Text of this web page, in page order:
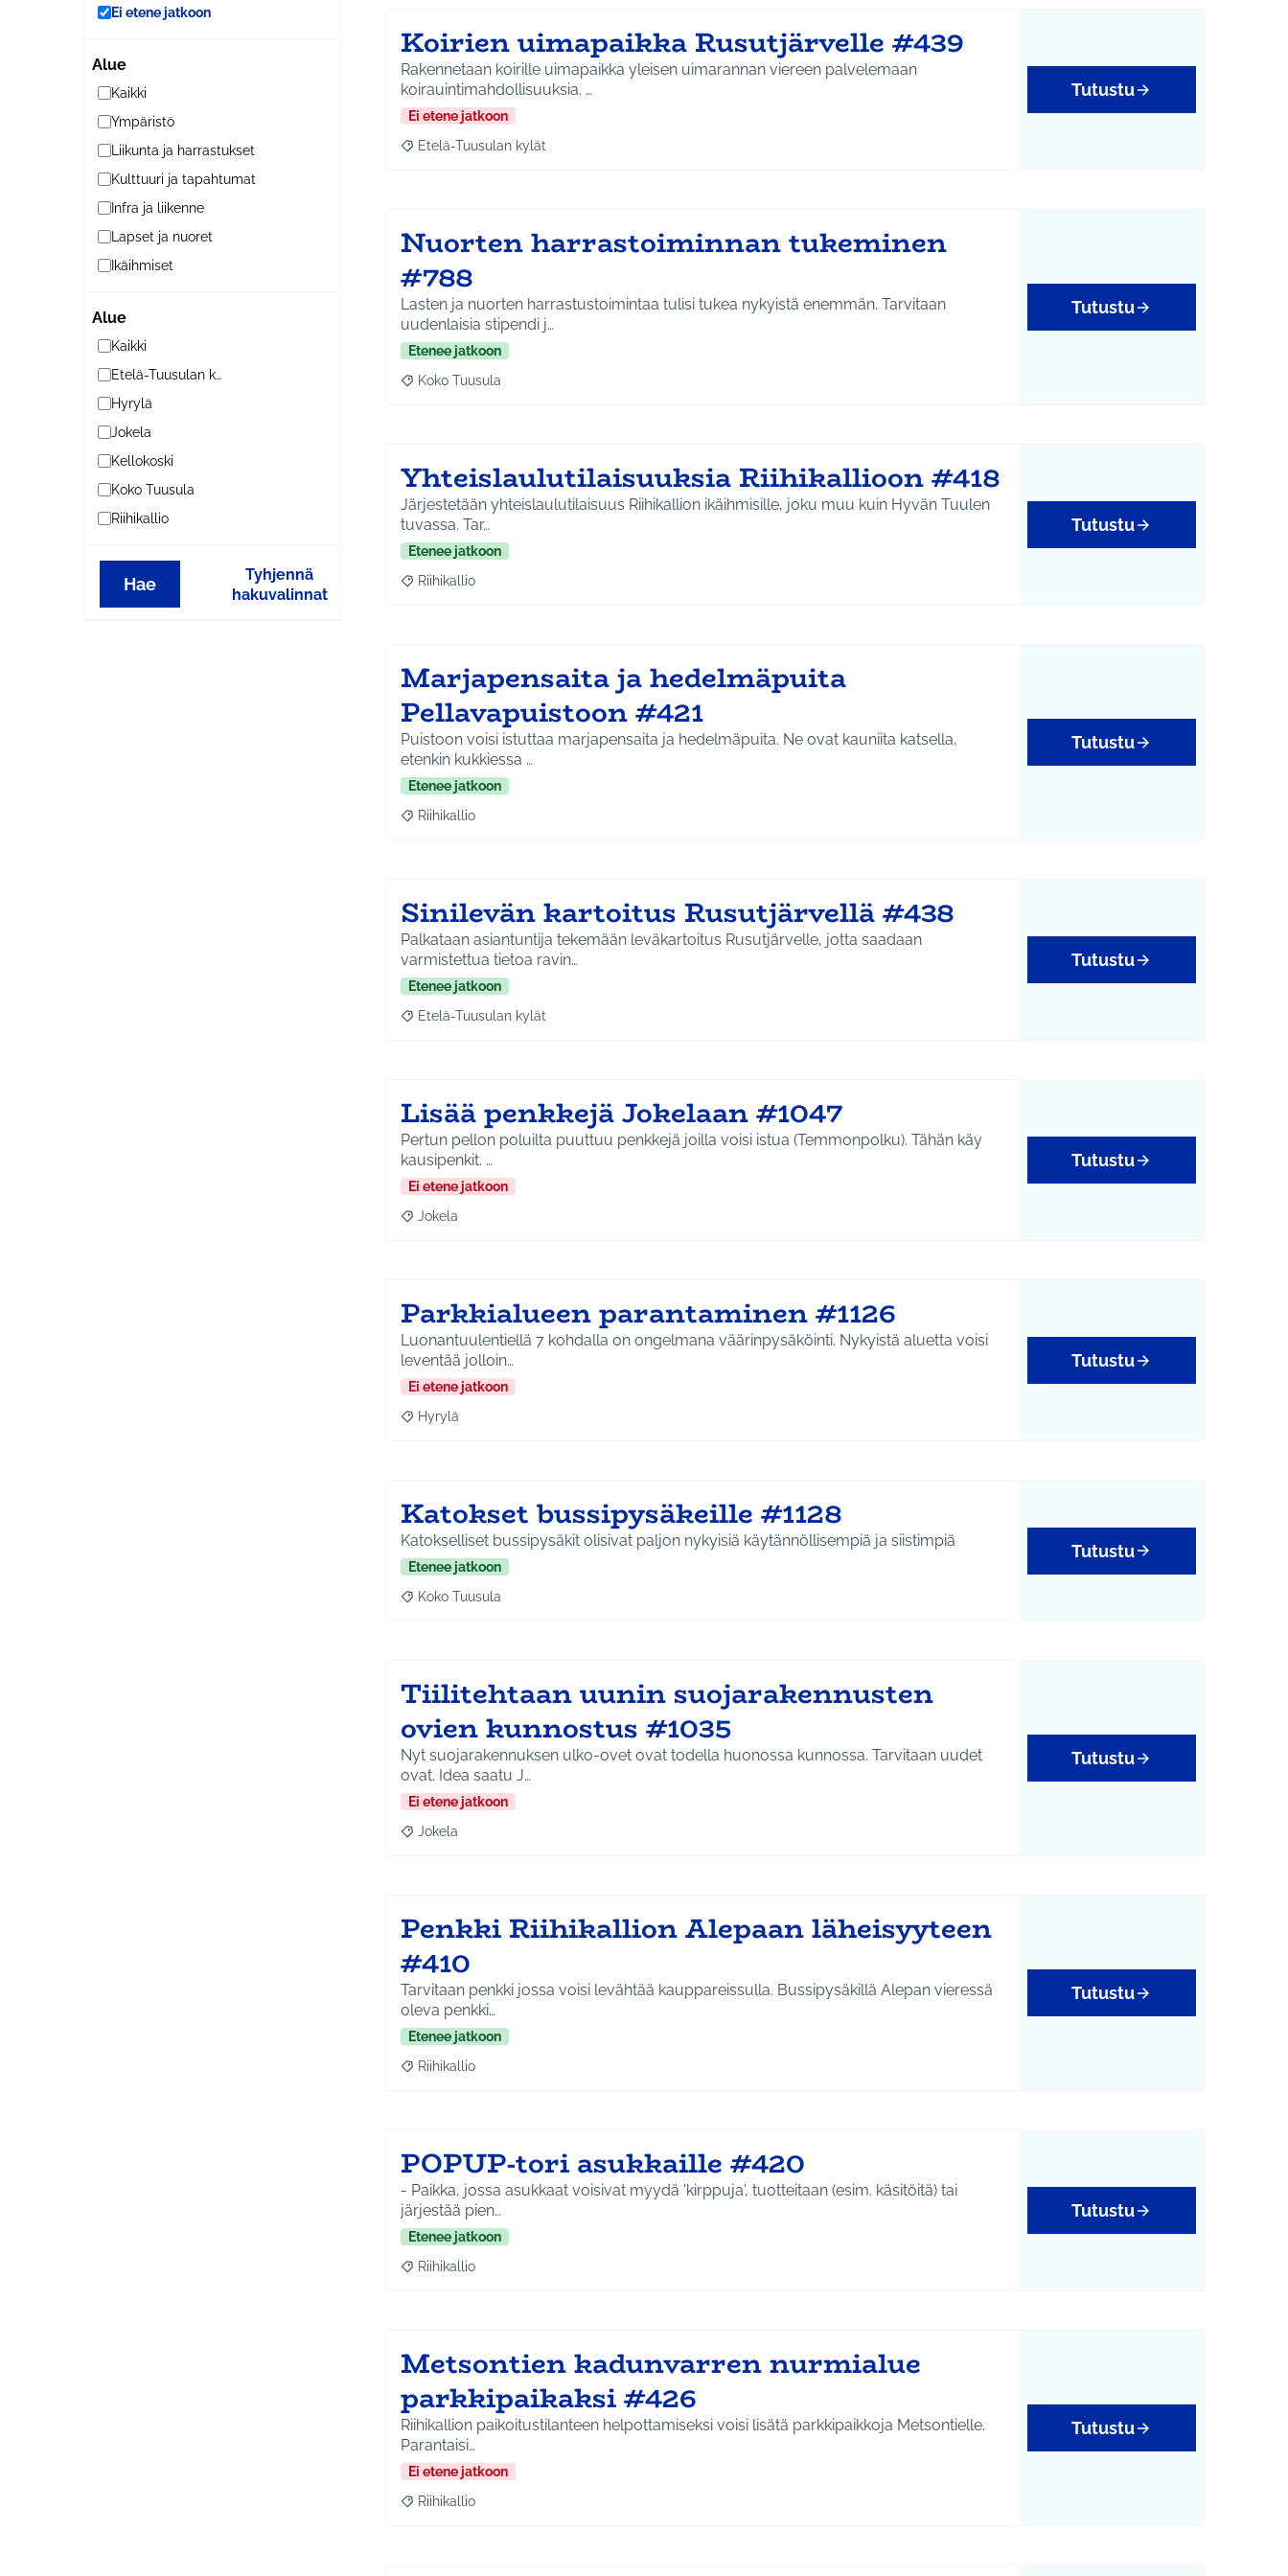
Ei etene jatkoon
Alue
Kaikki
Ympäristö
Liikunta ja harrastukset
Kulttuuri ja tapahtumat
Infra ja liikenne
Lapset ja nuoret
Ikäihmiset
Alue
Kaikki
Etelä-Tuusulan kylät
Hyrylä
Jokela
Kellokoski
Koko Tuusula
Riihikallio
Hae
Tyhjennä
hakuvalinnat
Koirien uimapaikka Rusutjärvelle #439
Rakennetaan koirille uimapaikka yleisen uimarannan viereen palvelemaan
koirauintimahdollisuuksia. …
Ei etene jatkoon
Rajaa tulokset aihepiirin mukaan: Etelä-Tuusulan kylät
Etelä-Tuusulan kylät
Tutustu
Nuorten harrastoiminnan tukeminen
#788
Lasten ja nuorten harrastustoimintaa tulisi tukea nykyistä enemmän. Tarvitaan
uudenlaisia stipendi j…
Etenee jatkoon
Rajaa tulokset aihepiirin mukaan: Koko Tuusula
Koko Tuusula
Tutustu
Yhteislaulutilaisuuksia Riihikallioon #418
Järjestetään yhteislaulutilaisuus Riihikallion ikäihmisille, joku muu kuin Hyvän Tuulen
tuvassa. Tar…
Etenee jatkoon
Rajaa tulokset aihepiirin mukaan: Riihikallio
Riihikallio
Tutustu
Marjapensaita ja hedelmäpuita
Pellavapuistoon #421
Puistoon voisi istuttaa marjapensaita ja hedelmäpuita. Ne ovat kauniita katsella,
etenkin kukkiessa …
Etenee jatkoon
Rajaa tulokset aihepiirin mukaan: Riihikallio
Riihikallio
Tutustu
Sinilevän kartoitus Rusutjärvellä #438
Palkataan asiantuntija tekemään leväkartoitus Rusutjärvelle, jotta saadaan
varmistettua tietoa ravin…
Etenee jatkoon
Rajaa tulokset aihepiirin mukaan: Etelä-Tuusulan kylät
Etelä-Tuusulan kylät
Tutustu
Lisää penkkejä Jokelaan #1047
Pertun pellon poluilta puuttuu penkkejä joilla voisi istua (Temmonpolku). Tähän käy
kausipenkit. …
Ei etene jatkoon
Rajaa tulokset aihepiirin mukaan: Jokela
Jokela
Tutustu
Parkkialueen parantaminen #1126
Luonantuulentiellä 7 kohdalla on ongelmana väärinpysäköinti. Nykyistä aluetta voisi
leventää jolloin…
Ei etene jatkoon
Rajaa tulokset aihepiirin mukaan: Hyrylä
Hyrylä
Tutustu
Katokset bussipysäkeille #1128
Katokselliset bussipysäkit olisivat paljon nykyisiä käytännöllisempiä ja siistimpiä
Etenee jatkoon
Rajaa tulokset aihepiirin mukaan: Koko Tuusula
Koko Tuusula
Tutustu
Tiilitehtaan uunin suojarakennusten
ovien kunnostus #1035
Nyt suojarakennuksen ulko-ovet ovat todella huonossa kunnossa. Tarvitaan uudet
ovat. Idea saatu J…
Ei etene jatkoon
Rajaa tulokset aihepiirin mukaan: Jokela
Jokela
Tutustu
Penkki Riihikallion Alepaan läheisyyteen
#410
Tarvitaan penkki jossa voisi levähtää kauppareissulla. Bussipysäkillä Alepan vieressä
oleva penkki…
Etenee jatkoon
Rajaa tulokset aihepiirin mukaan: Riihikallio
Riihikallio
Tutustu
POPUP-tori asukkaille #420
- Paikka, jossa asukkaat voisivat myydä 'kirppuja', tuotteitaan (esim. käsitöitä) tai
järjestää pien…
Etenee jatkoon
Rajaa tulokset aihepiirin mukaan: Riihikallio
Riihikallio
Tutustu
Metsontien kadunvarren nurmialue
parkkipaikaksi #426
Riihikallion paikoitustilanteen helpottamiseksi voisi lisätä parkkipaikkoja Metsontielle.
Parantaisi…
Ei etene jatkoon
Rajaa tulokset aihepiirin mukaan: Riihikallio
Riihikallio
Tutustu